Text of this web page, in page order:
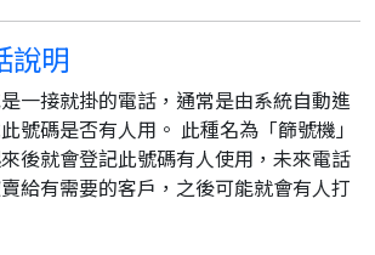
說明
一接就掛的電話，通常是由系統自動進
號碼是否有人用。 此種名為「篩號機」
後就會登記此號碼有人使用，未來電話
給有需要的客戶，之後可能就會有人打